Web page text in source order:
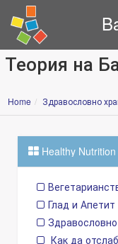
Теория на
Home Здравословно
Healthy Nutrition
Глад и Апетит
Как да